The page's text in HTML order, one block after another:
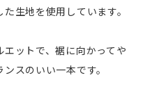
生地を使用しています。
ットで、裾に向かってや
スのいい一本です。